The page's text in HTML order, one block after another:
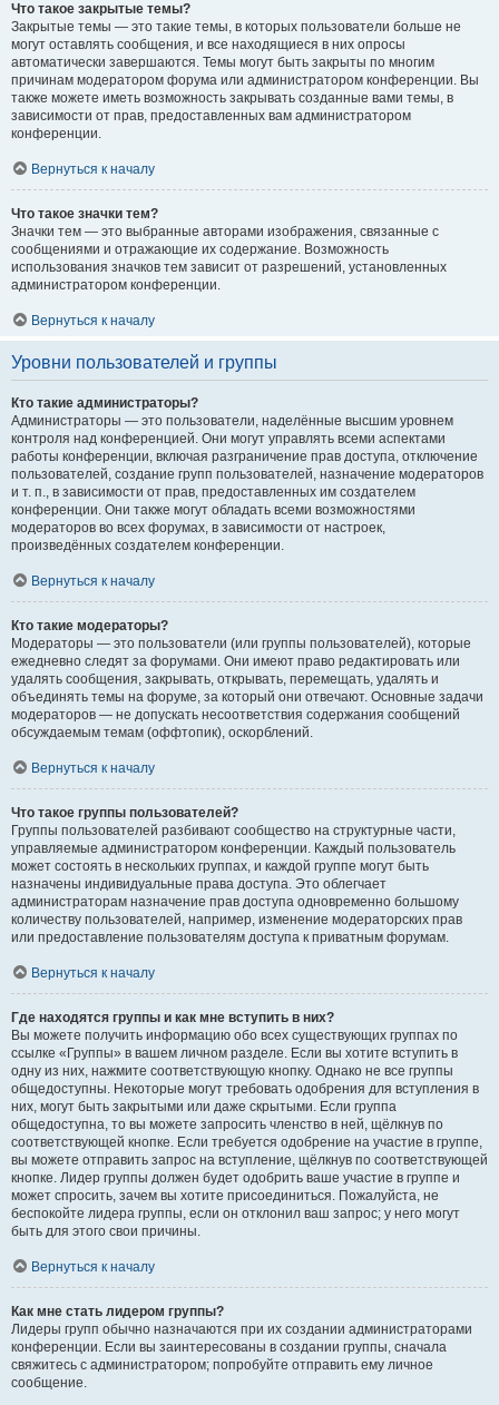
Что такое закрытые темы?
Закрытые темы — это такие темы, в которых пользователи больше не
могут оставлять сообщения, и все находящиеся в них опросы
автоматически завершаются. Темы могут быть закрыты по многим
причинам модератором форума или администратором конференции. Вы
также можете иметь возможность закрывать созданные вами темы, в
зависимости от прав, предоставленных вам администратором
конференции.
Вернуться к началу
Что такое значки тем?
Значки тем — это выбранные авторами изображения, связанные с
сообщениями и отражающие их содержание. Возможность
использования значков тем зависит от разрешений, установленных
администратором конференции.
Вернуться к началу
Уровни пользователей и группы
Кто такие администраторы?
Администраторы — это пользователи, наделённые высшим уровнем
контроля над конференцией. Они могут управлять всеми аспектами
работы конференции, включая разграничение прав доступа, отключение
пользователей, создание групп пользователей, назначение модераторов
и т. п., в зависимости от прав, предоставленных им создателем
конференции. Они также могут обладать всеми возможностями
модераторов во всех форумах, в зависимости от настроек,
произведённых создателем конференции.
Вернуться к началу
Кто такие модераторы?
Модераторы — это пользователи (или группы пользователей), которые
ежедневно следят за форумами. Они имеют право редактировать или
удалять сообщения, закрывать, открывать, перемещать, удалять и
объединять темы на форуме, за который они отвечают. Основные задачи
модераторов — не допускать несоответствия содержания сообщений
обсуждаемым темам (оффтопик), оскорблений.
Вернуться к началу
Что такое группы пользователей?
Группы пользователей разбивают сообщество на структурные части,
управляемые администратором конференции. Каждый пользователь
может состоять в нескольких группах, и каждой группе могут быть
назначены индивидуальные права доступа. Это облегчает
администраторам назначение прав доступа одновременно большому
количеству пользователей, например, изменение модераторских прав
или предоставление пользователям доступа к приватным форумам.
Вернуться к началу
Где находятся группы и как мне вступить в них?
Вы можете получить информацию обо всех существующих группах по
ссылке «Группы» в вашем личном разделе. Если вы хотите вступить в
одну из них, нажмите соответствующую кнопку. Однако не все группы
общедоступны. Некоторые могут требовать одобрения для вступления в
них, могут быть закрытыми или даже скрытыми. Если группа
общедоступна, то вы можете запросить членство в ней, щёлкнув по
соответствующей кнопке. Если требуется одобрение на участие в группе,
вы можете отправить запрос на вступление, щёлкнув по соответствующей
кнопке. Лидер группы должен будет одобрить ваше участие в группе и
может спросить, зачем вы хотите присоединиться. Пожалуйста, не
беспокойте лидера группы, если он отклонил ваш запрос; у него могут
быть для этого свои причины.
Вернуться к началу
Как мне стать лидером группы?
Лидеры групп обычно назначаются при их создании администраторами
конференции. Если вы заинтересованы в создании группы, сначала
свяжитесь с администратором; попробуйте отправить ему личное
сообщение.